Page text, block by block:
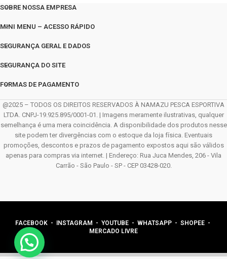
SOBRE NOSSA EMPRESA
MINI MENU – ACESSO RÁPIDO
SEGURANÇA GERAL E DADOS
SEGURANÇA DO SITE
FORMAS DE PAGAMENTO
@2025 – TODOS OS DIREITOS RESERVADOS À NAMAZU PESCA ESPORTIVA
LTDA. CNPJ-19.925.895/0001-01. | Imagens meramente ilustrativas, qualquer
semelhança é uma mera coincidência. A disponibilidade dos produtos nesse
site podem ter divergências com o estoque da loja física. Eventuais
promoções, descontos e prazos de pagamento expostos aqui são válidos
apenas para compras via internet. | Endereço: Rua Juca Mendes, 206 - Vila
Carrão - São Paulo - SP - CEP 03428-020.
FACEBOOK - INSTAGRAM - YOUTUBE - WHATSAPP - SHOPEE -
MERCADO LIVRE